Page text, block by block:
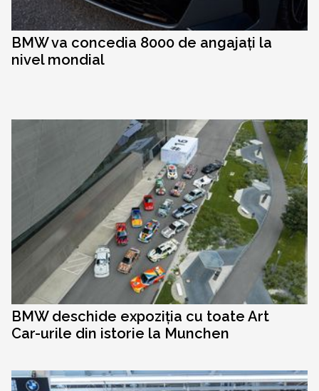
BMW va concedia 8000 de angajați la
nivel mondial
BMW deschide expoziția cu toate Art
Car-urile din istorie la Munchen